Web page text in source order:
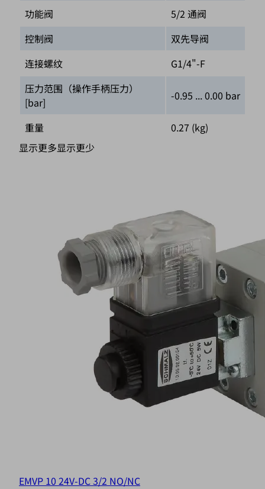
功能阀
5/2 通阀
控制阀
双先导阀
连接螺纹
G1/4"-F
压力范围（操作手柄压力）
[bar]
-0.95 ... 0.00 bar
重量
0.27 (kg)
显示更多显示更少
EMVP 10 24V-DC 3/2 NO/NC